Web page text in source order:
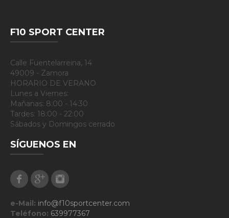
F10 SPORT CENTER
Calle Fuentelarreina, 14
49009 - Zamora
HORARIO DE VERANO
Lunes a Viernes:
Mañanas: 8:00 - 14:30
Tardes: 18:00 - 22:00
Sábados y Domingos cerrado
SÍGUENOS EN
FacebookGoogle Plus
e-Mail: info@f10sportcenter.com
Teléfono: 639977367